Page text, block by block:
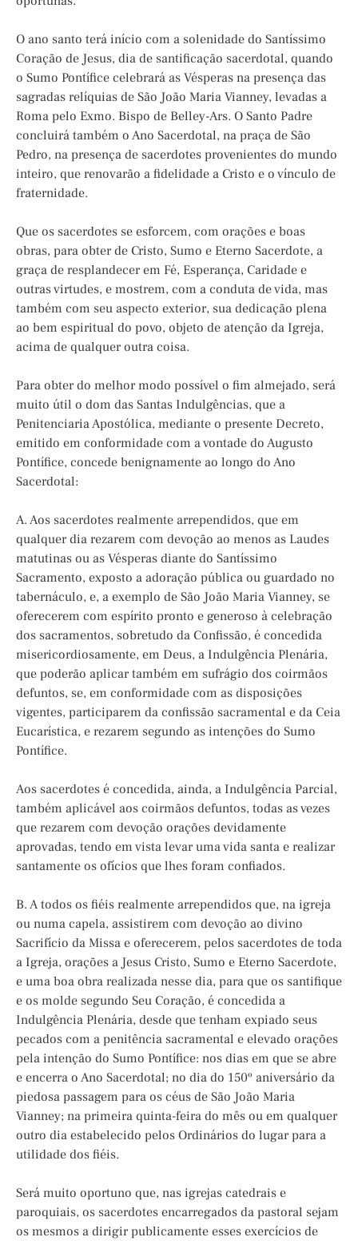
O ano santo terá início com a solenidade do Santíssimo
Coração de Jesus, dia de santificação sacerdotal, quando
o Sumo Pontífice celebrará as Vésperas na presença das
sagradas relíquias de São João Maria Vianney, levadas a
Roma pelo Exmo. Bispo de Belley-Ars. O Santo Padre
concluirá também o Ano Sacerdotal, na praça de São
Pedro, na presença de sacerdotes provenientes do mundo
inteiro, que renovarão a fidelidade a Cristo e o vínculo de
fraternidade.
Que os sacerdotes se esforcem, com orações e boas
obras, para obter de Cristo, Sumo e Eterno Sacerdote, a
graça de resplandecer em Fé, Esperança, Caridade e
outras virtudes, e mostrem, com a conduta de vida, mas
também com seu aspecto exterior, sua dedicação plena
ao bem espiritual do povo, objeto de atenção da Igreja,
acima de qualquer outra coisa.
Para obter do melhor modo possível o fim almejado, será
muito útil o dom das Santas Indulgências, que a
Penitenciaria Apostólica, mediante o presente Decreto,
emitido em conformidade com a vontade do Augusto
Pontífice, concede benignamente ao longo do Ano
Sacerdotal:
A. Aos sacerdotes realmente arrependidos, que em
qualquer dia rezarem com devoção ao menos as Laudes
matutinas ou as Vésperas diante do Santíssimo
Sacramento, exposto a adoração pública ou guardado no
tabernáculo, e, a exemplo de São João Maria Vianney, se
oferecerem com espírito pronto e generoso à celebração
dos sacramentos, sobretudo da Confissão, é concedida
misericordiosamente, em Deus, a Indulgência Plenária,
que poderão aplicar também em sufrágio dos coirmãos
defuntos, se, em conformidade com as disposições
vigentes, participarem da confissão sacramental e da Ceia
Eucarística, e rezarem segundo as intenções do Sumo
Pontífice.
Aos sacerdotes é concedida, ainda, a Indulgência Parcial,
também aplicável aos coirmãos defuntos, todas as vezes
que rezarem com devoção orações devidamente
aprovadas, tendo em vista levar uma vida santa e realizar
santamente os ofícios que lhes foram confiados.
B. A todos os fiéis realmente arrependidos que, na igreja
ou numa capela, assistirem com devoção ao divino
Sacrifício da Missa e oferecerem, pelos sacerdotes de toda
a Igreja, orações a Jesus Cristo, Sumo e Eterno Sacerdote,
e uma boa obra realizada nesse dia, para que os santifique
e os molde segundo Seu Coração, é concedida a
Indulgência Plenária, desde que tenham expiado seus
pecados com a penitência sacramental e elevado orações
pela intenção do Sumo Pontífice: nos dias em que se abre
e encerra o Ano Sacerdotal; no dia do 150º aniversário da
piedosa passagem para os céus de São João Maria
Vianney; na primeira quinta-feira do mês ou em qualquer
outro dia estabelecido pelos Ordinários do lugar para a
utilidade dos fiéis.
Será muito oportuno que, nas igrejas catedrais e
paroquiais, os sacerdotes encarregados da pastoral sejam
os mesmos a dirigir publicamente esses exercícios de